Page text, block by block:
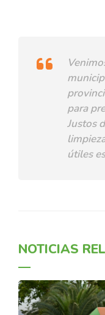
para
Justos
útiles
NOTICIAS